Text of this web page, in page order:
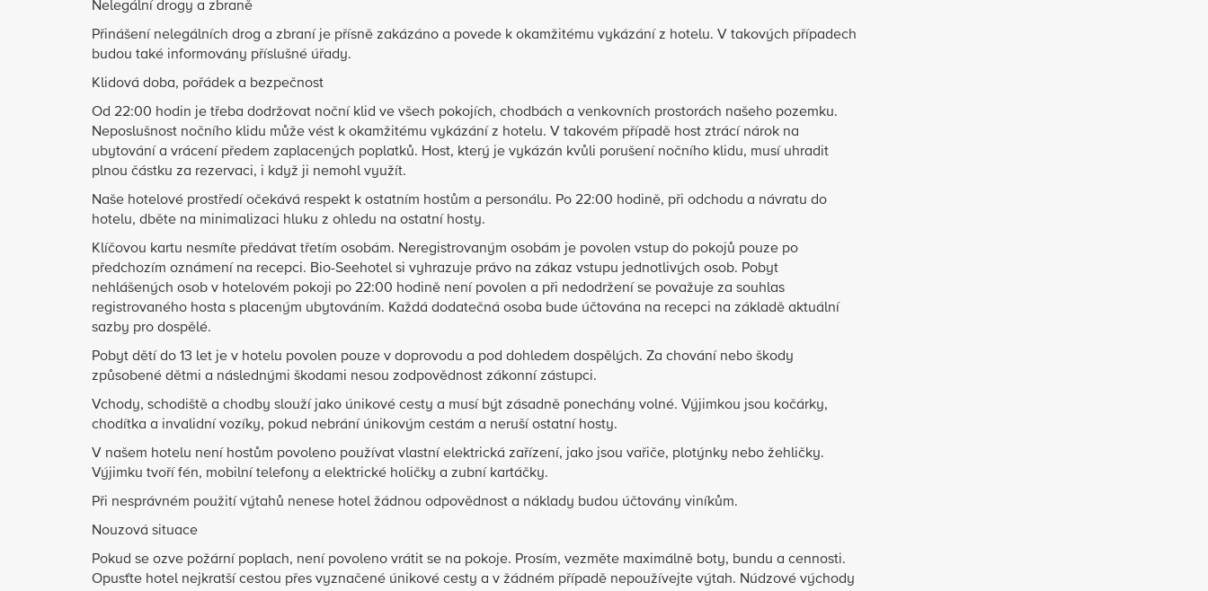
Nelegální drogy a zbraně
Přinášení nelegálních drog a zbraní je přísně zakázáno a povede k okamžitému vykázání z hotelu. V takových případech
budou také informovány příslušné úřady.
Klidová doba, pořádek a bezpečnost
Od 22:00 hodin je třeba dodržovat noční klid ve všech pokojích, chodbách a venkovních prostorách našeho pozemku.
Neposlušnost nočního klidu může vést k okamžitému vykázání z hotelu. V takovém případě host ztrácí nárok na
ubytování a vrácení předem zaplacených poplatků. Host, který je vykázán kvůli porušení nočního klidu, musí uhradit
plnou částku za rezervaci, i když ji nemohl využít.
Naše hotelové prostředí očekává respekt k ostatním hostům a personálu. Po 22:00 hodině, při odchodu a návratu do
hotelu, dběte na minimalizaci hluku z ohledu na ostatní hosty.
Klíčovou kartu nesmíte předávat třetím osobám. Neregistrovaným osobám je povolen vstup do pokojů pouze po
předchozím oznámení na recepci. Bio-Seehotel si vyhrazuje právo na zákaz vstupu jednotlivých osob. Pobyt
nehlášených osob v hotelovém pokoji po 22:00 hodině není povolen a při nedodržení se považuje za souhlas
registrovaného hosta s placeným ubytováním. Každá dodatečná osoba bude účtována na recepci na základě aktuální
sazby pro dospělé.
Pobyt dětí do 13 let je v hotelu povolen pouze v doprovodu a pod dohledem dospělých. Za chování nebo škody
způsobené dětmi a následnými škodami nesou zodpovědnost zákonní zástupci.
Vchody, schodiště a chodby slouží jako únikové cesty a musí být zásadně ponechány volné. Výjimkou jsou kočárky,
chodítka a invalidní vozíky, pokud nebrání únikovým cestám a neruší ostatní hosty.
V našem hotelu není hostům povoleno používat vlastní elektrická zařízení, jako jsou vařiče, plotýnky nebo žehličky.
Výjimku tvoří fén, mobilní telefony a elektrické holičky a zubní kartáčky.
Při nesprávném použití výtahů nenese hotel žádnou odpovědnost a náklady budou účtovány viníkům.
Nouzová situace
Pokud se ozve požární poplach, není povoleno vrátit se na pokoje. Prosím, vezměte maximálně boty, bundu a cennosti.
Opusťte hotel nejkratší cestou přes vyznačené únikové cesty a v žádném případě nepoužívejte výtah. Núdzové východy